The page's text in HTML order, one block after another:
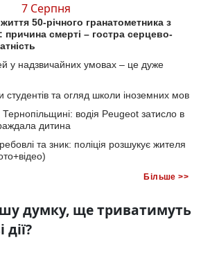
7 Серпня
50-річного гранатометника з
смерті – гостра серцево-
у надзвичайних умовах – це дуже
студентів та огляд школи іноземних мов
водія Peugeot затисло в
дитина
та зник: поліція розшукує жителя
Більше >>
думку, ще триватимуть